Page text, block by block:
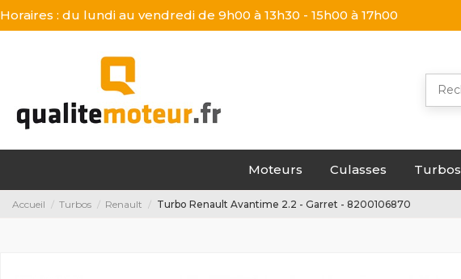
Horaires : du lundi au vendredi de 9h00 à 13h30 - 15h00 à 17h00
Moteurs Culasses Turbos
Accueil Turbos Renault Turbo Renault Avantime 2.2 - Garret - 8200106870